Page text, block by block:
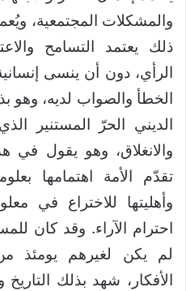
والمشكلات المجتمعية،
ذلك يعتمد التسامح
الرأي، دون أن ينسى
الخطأ والصواب لديه، وهو
الديني الحرّ المستنير
والانغلاق، وهو يقول في
تقدّم الأمة اهتمامها
وأهليتها للاختراع في
احترام الآراء. وقد كان
لم يكن لغيرهم يومئذ
الأفكار، شهد بذلك التاريخ